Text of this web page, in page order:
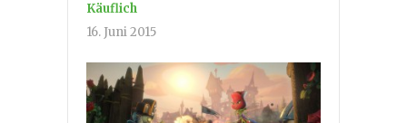
Käuflich
16. Juni 2015